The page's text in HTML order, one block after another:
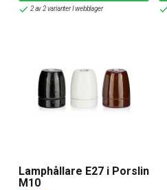
2 av 2 varianter I webblager
Lamphållare E27 i Porslin
M10